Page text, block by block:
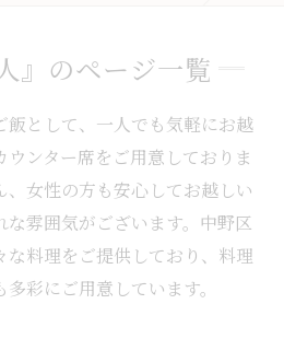
』のページ一覧
飯として、一人でも気軽にお越
ウンター席をご用意しておりま
、女性の方も安心してお越しい
な雰囲気がございます。中野区
な料理をご提供しており、料理
彩にご用意しています。